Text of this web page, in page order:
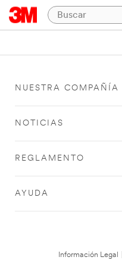
NUESTRA COMPAÑÍA
NOTICIAS
REGLAMENTO
AYUDA
Información Legal